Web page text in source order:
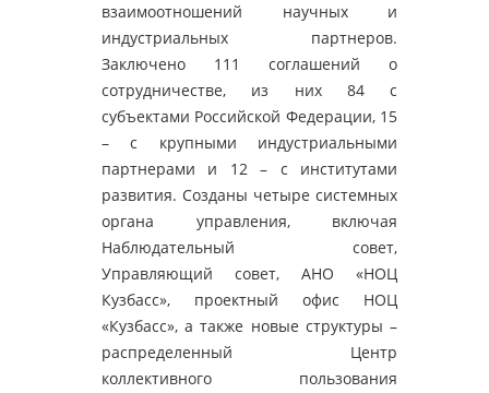
взаимоотношений научных и
индустриальных партнеров.
Заключено 111 соглашений о
сотрудничестве, из них 84 с
субъектами Российской Федерации, 15
– с крупными индустриальными
партнерами и 12 – с институтами
развития. Созданы четыре системных
органа управления, включая
Наблюдательный совет,
Управляющий совет, АНО «НОЦ
Кузбасс», проектный офис НОЦ
«Кузбасс», а также новые структуры –
распределенный Центр
коллективного пользования